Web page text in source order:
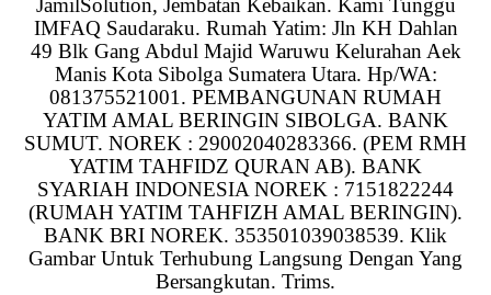
JamilSolution, Jembatan Kebaikan. Kami Tunggu
IMFAQ Saudaraku. Rumah Yatim: Jln KH Dahlan
49 Blk Gang Abdul Majid Waruwu Kelurahan Aek
Manis Kota Sibolga Sumatera Utara. Hp/WA:
081375521001. PEMBANGUNAN RUMAH
YATIM AMAL BERINGIN SIBOLGA. BANK
SUMUT. NOREK : 29002040283366. (PEM RMH
YATIM TAHFIDZ QURAN AB). BANK
SYARIAH INDONESIA NOREK : 7151822244
(RUMAH YATIM TAHFIZH AMAL BERINGIN).
BANK BRI NOREK. 353501039038539. Klik
Gambar Untuk Terhubung Langsung Dengan Yang
Bersangkutan. Trims.